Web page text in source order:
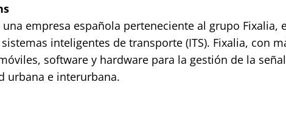
empresa española perteneciente al grupo Fixalia,
inteligentes de transporte (ITS). Fixalia, con
software y hardware para la gestión de la
urbana e interurbana.